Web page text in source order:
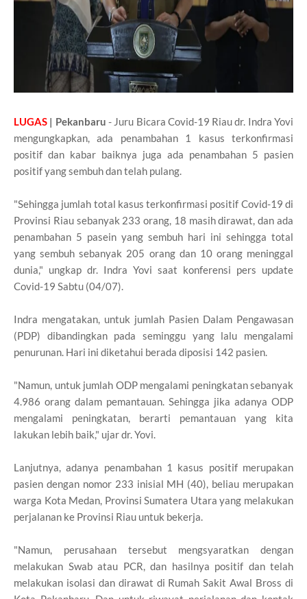
LUGAS | Pekanbaru - Juru Bicara Covid-19 Riau dr. Indra Yovi
mengungkapkan, ada penambahan 1 kasus terkonfirmasi
positif dan kabar baiknya juga ada penambahan 5 pasien
positif yang sembuh dan telah pulang.
"Sehingga jumlah total kasus terkonfirmasi positif Covid-19 di
Provinsi Riau sebanyak 233 orang, 18 masih dirawat, dan ada
penambahan 5 pasein yang sembuh hari ini sehingga total
yang sembuh sebanyak 205 orang dan 10 orang meninggal
dunia," ungkap dr. Indra Yovi saat konferensi pers update
Covid-19 Sabtu (04/07).
Indra mengatakan, untuk jumlah Pasien Dalam Pengawasan
(PDP) dibandingkan pada seminggu yang lalu mengalami
penurunan. Hari ini diketahui berada diposisi 142 pasien.
"Namun, untuk jumlah ODP mengalami peningkatan sebanyak
4.986 orang dalam pemantauan. Sehingga jika adanya ODP
mengalami peningkatan, berarti pemantauan yang kita
lakukan lebih baik," ujar dr. Yovi.
Lanjutnya, adanya penambahan 1 kasus positif merupakan
pasien dengan nomor 233 inisial MH (40), beliau merupakan
warga Kota Medan, Provinsi Sumatera Utara yang melakukan
perjalanan ke Provinsi Riau untuk bekerja.
"Namun, perusahaan tersebut mengsyaratkan dengan
melakukan Swab atau PCR, dan hasilnya positif dan telah
melakukan isolasi dan dirawat di Rumah Sakit Awal Bross di